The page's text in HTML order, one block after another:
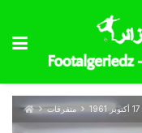
متفرقات